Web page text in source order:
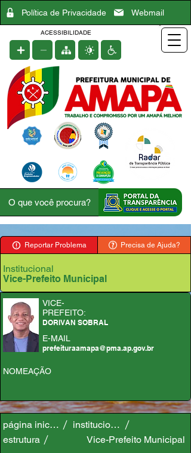
Política de Privacidade Webmail
ACESSIBILIDADE
Reportar Problema Precisa de Ajuda?
Vice-Prefeito Municipal
Institucional
VICE-
PREFEITO:
DORIVAN SOBRAL
E-MAIL
prefeituraamapa@pma.ap.gov.br
NOMEAÇÃO
página inicial
institucional
estrutura
Vice-Prefeito Municipal